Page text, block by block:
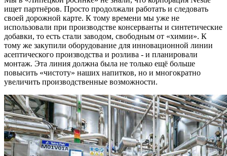
ищет партнёров. Просто продолжали работать и следовать
своей дорожной карте. К тому времени мы уже не
использовали при производстве консерванты и синтетические
добавки, то есть стали заводом, свободным от «химии». К
тому же закупили оборудование для инновационной линии
асептического производства и розлива - и планировали
монтаж. Эта линия должна была не только ещё больше
повысить «чистоту» наших напитков, но и многократно
увеличить производственные возможности.